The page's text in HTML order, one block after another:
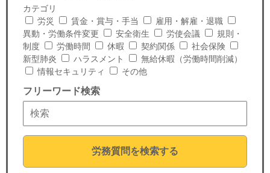
リサーチ
セミナー
労務顧問
ＩＴ
飲食店情報
カテゴリ
労災
賃金・賞与・手当
雇用・解雇・退職
異動・労働条件変更
安全衛生 労使会議
規則・
制度
労働時間 休暇 契約関係
社会保険
新型肺炎
ハラスメント
無給休暇（労働時間削減）
情報セキュリティ
その他
フリーワード検索
労務質問を検索する